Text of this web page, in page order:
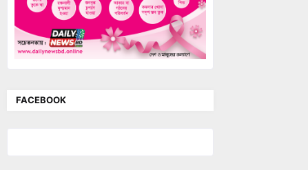
FACEBOOK